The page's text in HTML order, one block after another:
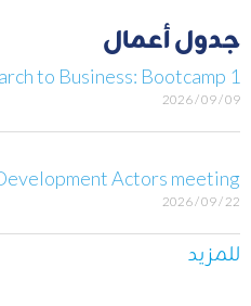
جدول أعمال
to Business: Bootcamp 1
09 / 09 / 2026
Actors meeting
22 / 09 / 2026
للمزيد